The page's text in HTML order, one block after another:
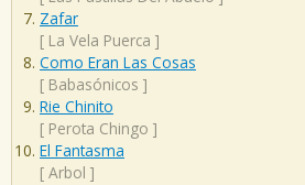
Zafar
[ La Vela Puerca ]
Como Eran Las Cosas
[ Babasónicos ]
Rie Chinito
[ Perota Chingo ]
El Fantasma
[ Arbol ]